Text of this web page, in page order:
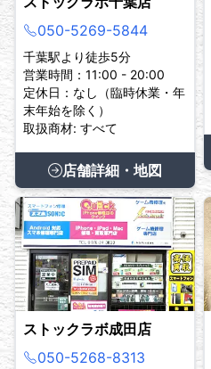
050-5269-5844
千葉駅より徒歩5分
営業時間：11:00 - 20:00
定休日：なし（臨時休業・年
末年始を除く）
取扱商材: すべて
店舗詳細・地図
ストックラボ成田店
050-5268-8313